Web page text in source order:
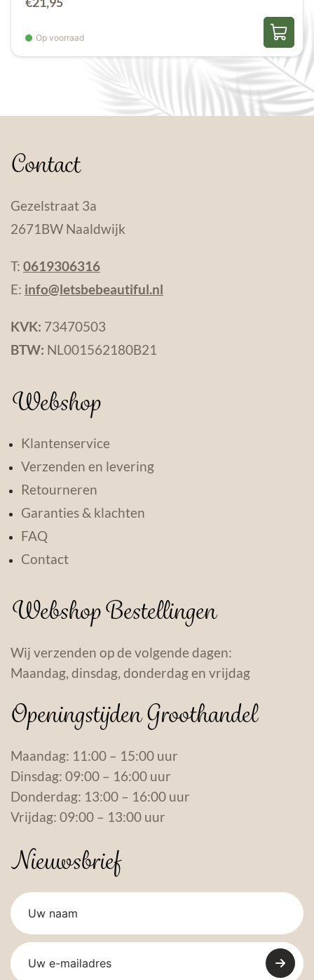
Op voorraad
Contact
Gezelstraat 3a
2671BW Naaldwijk
T: 0619306316
E: info@letsbebeautiful.nl
KVK: 73470503
BTW: NL001562180B21
Webshop
Klantenservice
Verzenden en levering
Retourneren
Garanties & klachten
FAQ
Contact
Webshop Bestellingen
Wij verzenden op de volgende dagen:
Maandag, dinsdag, donderdag en vrijdag
Openingstijden Groothandel
Maandag: 11:00 – 15:00 uur
Dinsdag: 09:00 – 16:00 uur
Donderdag: 13:00 – 16:00 uur
Vrijdag: 09:00 – 13:00 uur
Nieuwsbrief